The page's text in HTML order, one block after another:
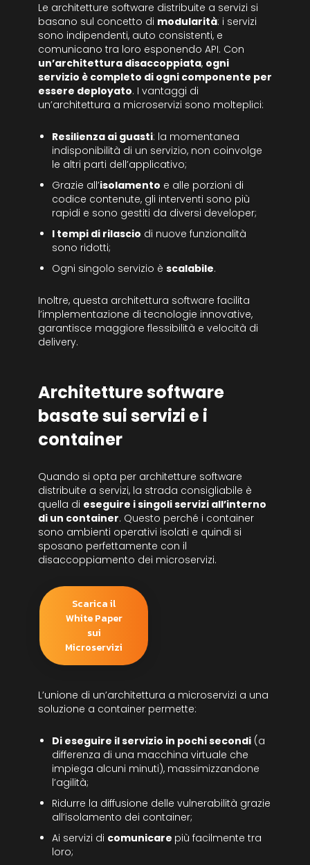
Le architetture software distribuite a servizi si
basano sul concetto di modularità: i servizi
sono indipendenti, auto consistenti, e
comunicano tra loro esponendo API. Con
un’architettura disaccoppiata, ogni
servizio è completo di ogni componente per
essere deployato. I vantaggi di
un’architettura a microservizi sono molteplici:
Resilienza ai guasti: la momentanea
indisponibilità di un servizio, non coinvolge
le altri parti dell’applicativo;
Grazie all’isolamento e alle porzioni di
codice contenute, gli interventi sono più
rapidi e sono gestiti da diversi developer;
I tempi di rilascio di nuove funzionalità
sono ridotti;
Ogni singolo servizio è scalabile.
Inoltre, questa architettura software facilita
l’implementazione di tecnologie innovative,
garantisce maggiore flessibilità e velocità di
delivery.
Architetture software
basate sui servizi e i
container
Quando si opta per architetture software
distribuite a servizi, la strada consigliabile è
quella di eseguire i singoli servizi all’interno
di un container. Questo perché i container
sono ambienti operativi isolati e quindi si
sposano perfettamente con il
disaccoppiamento dei microservizi.
Scarica il
White Paper
sui
Microservizi
L’unione di un’architettura a microservizi a una
soluzione a container permette:
Di eseguire il servizio in pochi secondi (a
differenza di una macchina virtuale che
impiega alcuni minuti), massimizzandone
l’agilità;
Ridurre la diffusione delle vulnerabilità grazie
all’isolamento dei container;
Ai servizi di comunicare più facilmente tra
loro;